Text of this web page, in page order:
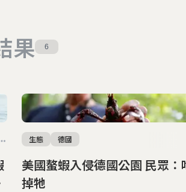
果 6
美國螯蝦入侵德國公園 民眾：吃
掉牠
生態 德國